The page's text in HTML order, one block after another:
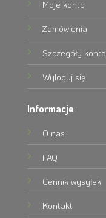
Moje konto
Zamówienia
Szczegóły konta
Wyloguj się
Informacje
O nas
FAQ
Cennik wysyłek
Kontakt